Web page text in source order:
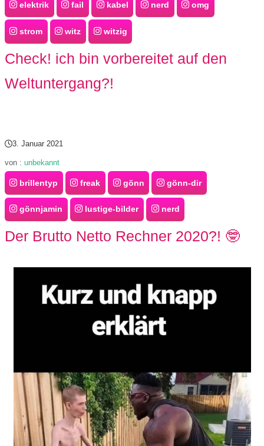
elektrik fail kabel nerd omg
strom witz witzig
Check! ich bin vorbereitet auf den
Weltuntergang?!
3. Januar 2021
von : unbekannt
brillentyp freak gönn gönn-dir
gönnjamin lustige-bilder nerd
Der Brutto Netto Rechner 2020?! 🤓